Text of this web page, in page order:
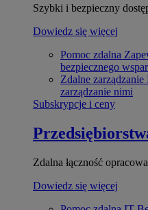
Szybki i bezpieczny
Dowiedz się więcej
Pomoc zdalna
bezpiecznego
Zdalne zarządzanie
zarządzanie nimi
Subskrypcje i ceny
Zdalna łączność
Dowiedz się więcej